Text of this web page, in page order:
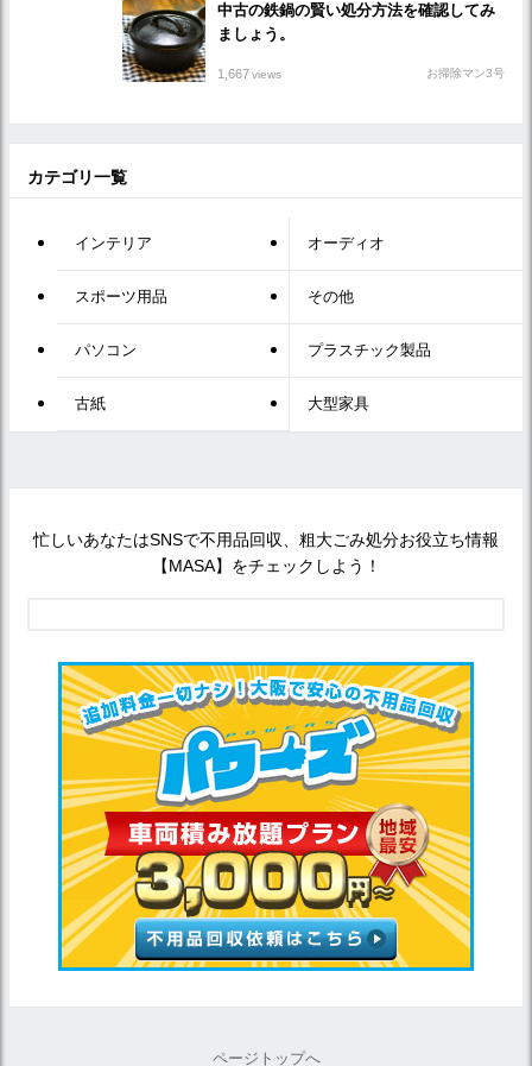
中古の鉄鍋の賢い処分方法を確認してみ
ましょう。
1,667views お掃除マン3号
カテゴリ一覧
インテリア オーディオ
スポーツ用品 その他
パソコン プラスチック製品
古紙 大型家具
忙しいあなたはSNSで不用品回収、粗大ごみ処分お役立ち情報
【MASA】をチェックしよう！
ページトップへ